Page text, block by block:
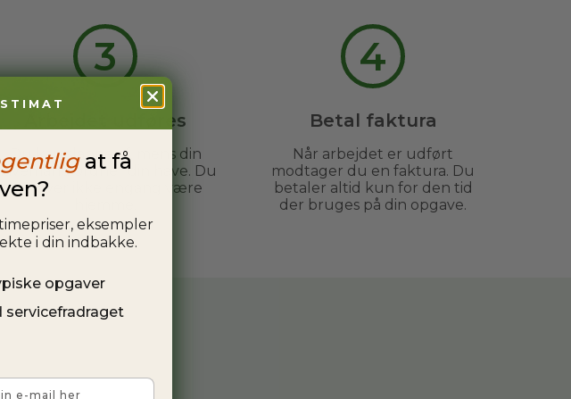
3
Arbejdet udføres
Du kan slappe af, mens din
ordner din have. Du
behøver ikke engang være
4
Betal faktura
Når arbejdet er udført
modtager du en faktura. Du
betaler altid kun for den tid
der bruges på din opgave.
at få
eksempler
i din indbakke.
opgaver
servicefradraget